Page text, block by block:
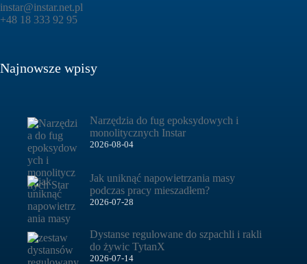
instar@instar.net.pl
+48 18 333 92 95
Najnowsze wpisy
Narzędzia do fug epoksydowych i
monolitycznych Instar
2026-08-04
Jak uniknąć napowietrzania masy
podczas pracy mieszadłem?
2026-07-28
Dystanse regulowane do szpachli i rakli
do żywic TytanX
2026-07-14